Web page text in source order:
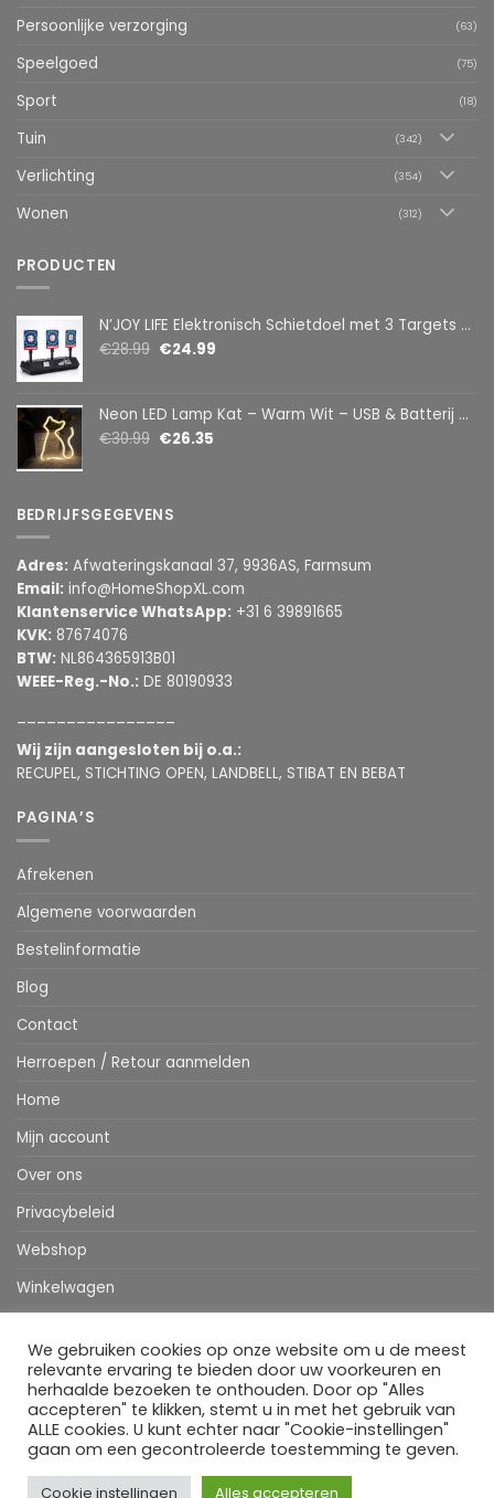
Persoonlijke verzorging (63)
Speelgoed (75)
Sport (18)
Tuin (342)
Verlichting (354)
Wonen (312)
PRODUCTEN
N’JOY LIFE Elektronisch Schietdoel met 3 Targets – Automatische Reset – Digitaal Scorebord – voor Foam Darts
€28.99 €24.99
Neon LED Lamp Kat – Warm Wit – USB & Batterij – Decoratieve Tafellamp voor Kinderkamer – 28,5 x 24,5 cm
€30.99 €26.35
BEDRIJFSGEGEVENS
Adres: Afwateringskanaal 37, 9936AS, Farmsum
Email: info@HomeShopXL.com
Klantenservice WhatsApp: +31 6 39891665
KVK: 87674076
BTW: NL864365913B01
WEEE-Reg.-No.: DE 80190933
Wij zijn aangesloten bij o.a.:
RECUPEL, STICHTING OPEN, LANDBELL, STIBAT EN BEBAT
PAGINA’S
Afrekenen
Algemene voorwaarden
Bestelinformatie
Blog
Contact
Herroepen / Retour aanmelden
Home
Mijn account
Over ons
Privacybeleid
Webshop
Winkelwagen
Stripe MasterCardIDeal BancontactKlarna
Apple
Pay
HOME WEBSHOP MIJN ACCOUNT BESTELINFORMATIE OVER ONS
BLOG
Copyright 2026 ©Flatsome Theme
We gebruiken cookies op onze website om u de meest
relevante ervaring te bieden door uw voorkeuren en
herhaalde bezoeken te onthouden. Door op "Alles
accepteren" te klikken, stemt u in met het gebruik van
ALLE cookies. U kunt echter naar "Cookie-instellingen"
gaan om een gecontroleerde toestemming te geven.
Cookie instellingen Alles accepteren